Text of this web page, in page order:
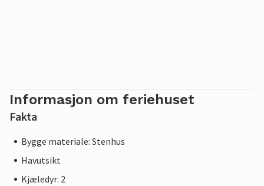
Informasjon om feriehuset
Fakta
Bygge materiale: Stenhus
Havutsikt
Kjæledyr: 2